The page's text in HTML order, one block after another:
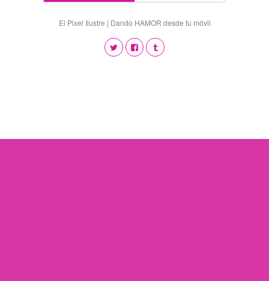
El Pixel Ilustre | Dando HAMOR desde tu móvil